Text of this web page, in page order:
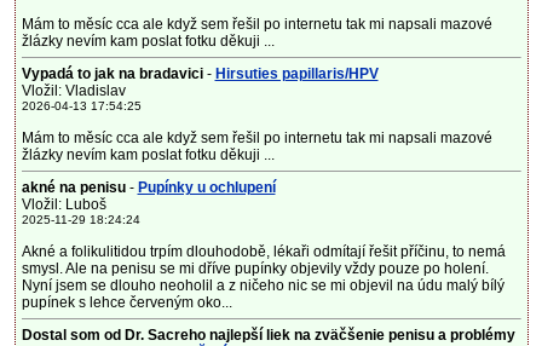
Mám to měsíc cca ale když sem řešil po internetu tak mi napsali mazové
žlázky nevím kam poslat fotku děkuji ...
Vypadá to jak na bradavici - Hirsuties papillaris/HPV
Vložil: Vladislav
2026-04-13 17:54:25
Mám to měsíc cca ale když sem řešil po internetu tak mi napsali mazové
žlázky nevím kam poslat fotku děkuji ...
akné na penisu- Pupínky u ochlupení
Vložil: Luboš
2025-11-29 18:24:24
Akné a folikulitidou trpím dlouhodobě, lékaři odmítají řešit příčinu, to nemá
smysl. Ale na penisu se mi dříve pupínky objevily vždy pouze po holení.
Nyní jsem se dlouho neoholil a z ničeho nic se mi objevil na údu malý bílý
pupínek s lehce červeným oko...
Dostal som od Dr. Sacreho najlepší liek na zväčšenie penisu a problémy